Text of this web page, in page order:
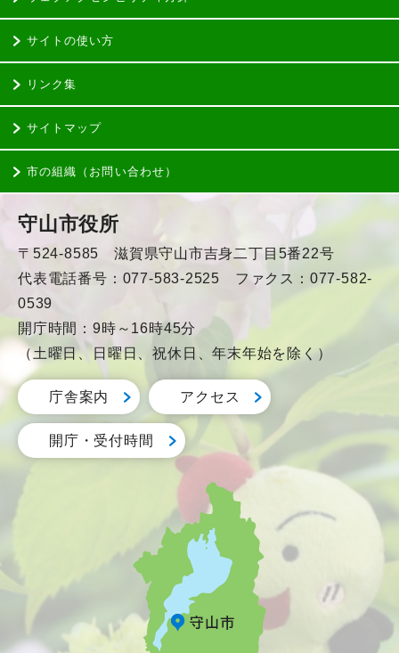
サイトの使い方
リンク集
サイトマップ
市の組織（お問い合わせ）
守山市役所
〒524-8585 滋賀県守山市吉身二丁目5番22号
代表電話番号：077-583-2525 ファクス：077-582-
0539
開庁時間：9時～16時45分
（土曜日、日曜日、祝休日、年末年始を除く）
庁舎案内 アクセス
開庁・受付時間